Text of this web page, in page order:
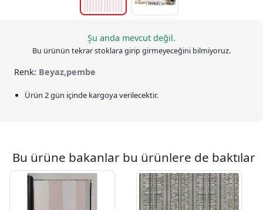
Şu anda mevcut değil.
Bu ürünün tekrar stoklara girip girmeyeceğini bilmiyoruz.
Renk: Beyaz,pembe
Ürün 2 gün içinde kargoya verilecektir.
Bu ürüne bakanlar bu ürünlere de baktılar